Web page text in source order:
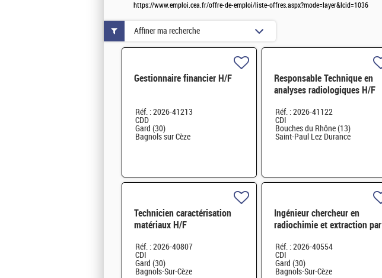
https://www.emploi.cea.fr/offre-de-emploi/liste-offres.aspx?mode=layer&lcid=1036
Gestionnaire financier H/F
Réf. : 2026-41213
CDD
Gard (30)
Bagnols sur Cèze
Responsable Technique en
analyses radiologiques H/F
Réf. : 2026-41122
CDI
Bouches du Rhône (13)
Saint-Paul Lez Durance
Technicien caractérisation
matériaux H/F
Réf. : 2026-40807
CDI
Gard (30)
Bagnols-Sur-Cèze
Ingénieur chercheur en
radiochimie et extraction par
Réf. : 2026-40554
CDI
Gard (30)
Bagnols-Sur-Cèze
Affiner ma recherche